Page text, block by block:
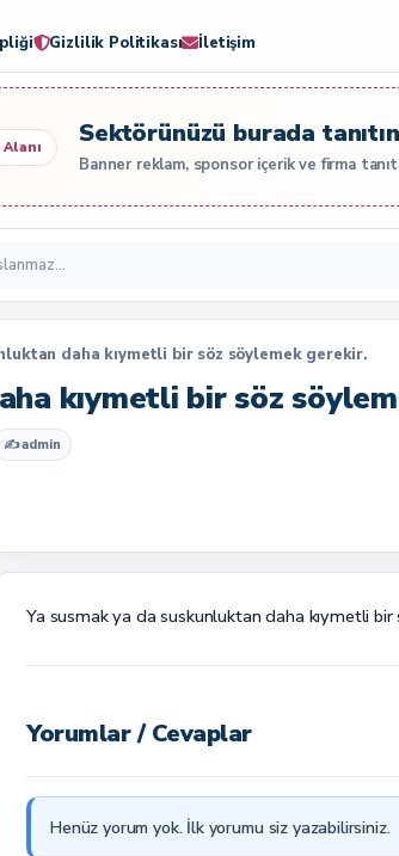
Gizlilik Politikası İletişim
Sektörünüzü burada tanıtın
Banner reklam, sponsor içerik ve firma
daha kıymetli bir söz söylemek gerekir.
kıymetli bir söz
✍admin
Ya susmak ya da suskunluktan daha kıymetli
Yorumlar / Cevaplar
Henüz yorum yok. İlk yorumu siz yazabilirsiniz.